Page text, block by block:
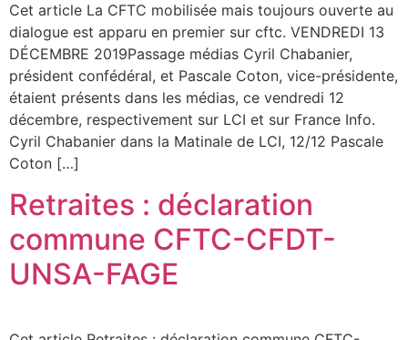
Cet article La CFTC mobilisée mais toujours ouverte au
dialogue est apparu en premier sur cftc. VENDREDI 13
DÉCEMBRE 2019Passage médias Cyril Chabanier,
président confédéral, et Pascale Coton, vice-présidente,
étaient présents dans les médias, ce vendredi 12
décembre, respectivement sur LCI et sur France Info.
Cyril Chabanier dans la Matinale de LCI, 12/12 Pascale
Coton […]
Retraites : déclaration
commune CFTC-CFDT-
UNSA-FAGE